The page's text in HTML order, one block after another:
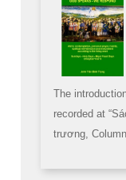
The
recorded at
trương,